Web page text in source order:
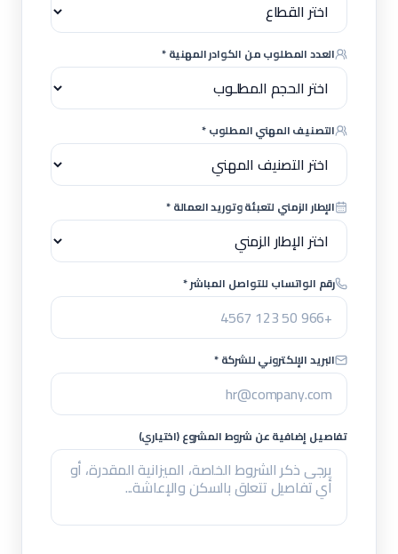
العدد المطلوب من الكوادر المهنية *
التصنيف المهني المطلوب *
الإطار الزمني لتعبئة وتوريد العمالة *
رقم الواتساب للتواصل المباشر *
البريد الإلكتروني للشركة *
تفاصيل إضافية عن شروط المشروع (اختياري)